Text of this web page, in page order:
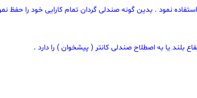
نمود . بدین گونه صندلی گردان تمام کارایی خود را حفظ
بلند یا به اصطلاح صندلی کانتر ( پیشخوان ) را دارد .